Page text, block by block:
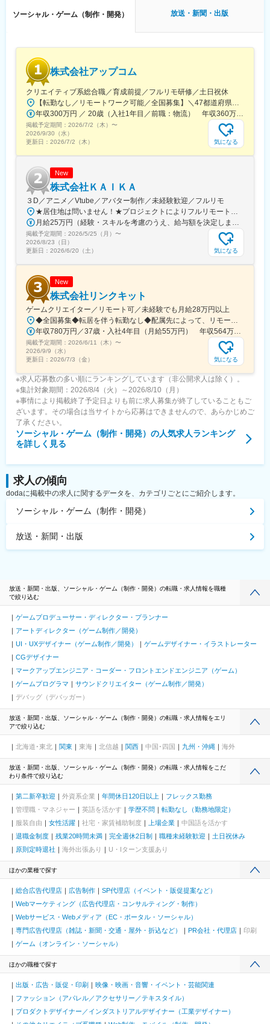
ル前後の流れ など）
・企画・演出・サウンド・運営との連携（稽古・リハでの台本ブ
ラッシュアップ、変更反映）
・制作進行との連携（原稿スケジュール、差し替え管理、最終入
稿）
■業務の魅力
・日本最大規模のユーザーに向けて、ライブ当日の「反応」をそ
の場で感じられます。
・キャラクターの魅力を活かしつつ、ライブならではの高揚や一
体感を言葉で設計できます。
る手触り感を得られます。
変更の範囲：会社の定める業務
ソーシャル・ゲーム（制作・開発） 放送・新聞・出版
株式会社アップコム
クリエイティブ系総合職／育成前提／フルリモ研修／土日祝休
【転勤なし／リモートワーク可能／全国募集】＼47都道府県内、好きな場所で働けます！／★以下拠点もしくは47都道府県にあるクライアント先で勤務★勤務地は希望を考慮し決定★業務に慣れ次第、在宅・リモート勤務可★マイカー通勤OK・駐車場完備（拠点による）■営業所東京本社／東京都豊島区南池袋2-49-7大阪／大阪府大阪市西区京町堀1-12-9福岡／福岡県福岡市博多区博多駅前4-20-23名古屋／愛知県名古屋市中村区名駅5-4-14札幌／北海道札幌市中央区北4条西4-1-7広島／広島県広島市中区大手町3-1-3金沢／石川県金沢市彦三町1-2-1仙台／宮城県仙台市青葉区五橋2-11-1高崎／群馬県高崎市栄町3-11宇都宮／栃木県宇都宮市大通り5-1-11水戸／茨城県水戸市宮町1-2-4新潟／新潟県新潟市中央区南笹口1-1-38長岡／新潟県長岡市大手通2-2-6春日山（上越）／新潟県上越市大和2-3-54長崎／長崎県長崎市大黒町10-10大分／大分県大分市中央町1-4-4-24静岡／静岡県静岡市葵区栄町2-5※受動喫煙対策あり／屋内禁煙
年収300万円 ／ 20歳（入社1年目／前職：物流） 年収360万円 ／ 24歳（入社2年目／前職：コールセンター）
掲載予定期間： 2026/7/2（木） 〜
2026/9/30（水）
更新日： 2026/7/2（木） 気になる
New
株式会社ＫＡＩＫＡ
３D／アニメ／Vtube／アバター制作／未経験歓迎／フルリモ
★居住地は問いません！★プロジェクトによりフルリモートも可能！★研修はフルリモートで実施します。★U・Iターン歓迎！（支援制度あり）★転勤なし！■本社／東京都大田区羽田6-15-19Parfait M 羽田301号室└アクセス：京急空港線「天空橋」駅 徒歩8分《関東エリア》・東京（新宿、渋谷、池袋、東京、品川、秋葉原）・神奈川（横浜、川崎、武蔵小杉）・埼玉（大宮、浦和）・千葉（千葉、西船橋、柏）《地方主要都市エリア》・大阪（梅田、なんば、心斎橋、天王寺）・京都（京都、四条）・兵庫（三ノ宮）・愛知（名古屋、栄）・福岡（博多、天神）・北海道（札幌、大通）・宮城（仙台）※受動喫煙対策：オフィス内禁煙または分煙※配属先のエリアは希望を考慮します
月給25万円（経験・スキルを考慮のうえ、給与額を決定します）※残業代は別途、全額支給します。※勤務地エリアにより給与額は異なります。《試用期間中の月給》19.5万円～22万円※残業代は別途、全額支給します。※勤務地エリアにより給与額は異なります。
掲載予定期間： 2026/5/25（月） 〜
2026/8/23（日）
更新日： 2026/6/20（土） 気になる
New
株式会社リンクキット
ゲームクリエイター／リモート可／未経験でも月給28万円以上
◆全国募集◆転居を伴う転勤なし◆配属先によって、リモートワーク・テレワーク・フルリモートOK▼全国47都道府県にあるプロジェクト先に配属となります。※配属先は、希望や通勤状況などを考慮し決定します【本社所在地】東京都新宿区歌舞伎町2-1-2 HANROKUビル2F＜アクセス＞・地下鉄「新宿三丁目駅」E1出口より徒歩3分・JR「新宿駅」東口より徒歩9分・都営大江戸線「東新宿駅」より徒歩4分
年収780万円／37歳・入社4年目（月給55万円） 年収564万円／32歳・入社2年目（月給40万円）
掲載予定期間： 2026/6/11（木） 〜
2026/9/9（水）
更新日： 2026/7/3（金） 気になる
※求人応募数の多い順にランキングしています（非公開求人は除く）。
※集計対象期間：2026/8/4（火）～2026/8/10（月）
※事情により掲載終了予定日よりも前に求人募集が終了していることもご
ざいます。その場合は当サイトから応募はできませんので、あらかじめご
了承ください。
ソーシャル・ゲーム（制作・開発） の人気求人ランキング
を詳しく見る
求人の傾向
dodaに掲載中の求人に関するデータを、カテゴリごとにご紹介します。
ソーシャル・ゲーム（制作・開発）
放送・新聞・出版
放送・新聞・出版、ソーシャル・ゲーム（制作・開発）の転職・求人情報を職種
で絞り込む
ゲームプロデューサー・ディレクター・プランナー
アートディレクター（ゲーム制作／開発）
UI・UXデザイナー（ゲーム制作／開発）
ゲームデザイナー・イラストレーター
CGデザイナー
マークアップエンジニア・コーダー・フロントエンドエンジニア（ゲーム）
ゲームプログラマ
サウンドクリエイター（ゲーム制作／開発）
デバッグ（デバッガー）
放送・新聞・出版、ソーシャル・ゲーム（制作・開発）の転職・求人情報をエリ
アで絞り込む
北海道･東北 関東 東海 北信越 関西 中国･四国 九州・沖縄 海外
放送・新聞・出版、ソーシャル・ゲーム（制作・開発）の転職・求人情報をこだ
わり条件で絞り込む
第二新卒歓迎 外資系企業 年間休日120日以上
フレックス勤務
管理職・マネジャー
英語を活かす 学歴不問
転勤なし（勤務地限定）
服装自由
女性活躍 社宅・家賃補助制度 上場企業
中国語を活かす
退職金制度
残業20時間未満 完全週休2日制 職種未経験歓迎
土日祝休み
原則定時退社
海外出張あり U・Iターン支援あり
ほかの業種で探す
総合広告代理店 広告制作
SP代理店（イベント・販促提案など）
Webマーケティング（広告代理店・コンサルティング・制作）
Webサービス・Webメディア（EC・ポータル・ソーシャル）
専門広告代理店（雑誌・新聞・交通・屋外・折込など）
PR会社・代理店
印刷
ゲーム（オンライン・ソーシャル）
ほかの職種で探す
出版・広告・販促・印刷
映像・映画・音響・イベント・芸能関連
ファッション（アパレル／アクセサリー／テキスタイル）
プロダクトデザイナー／インダストリアルデザイナー（工業デザイナー）